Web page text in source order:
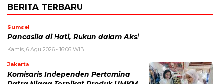
BERITA TERBARU
Sumsel
Pancasila di Hati, Rukun dalam Aksi
Kamis, 6 Agu 2026 - 16:06 WIB
Jakarta
Komisaris Independen Pertamina